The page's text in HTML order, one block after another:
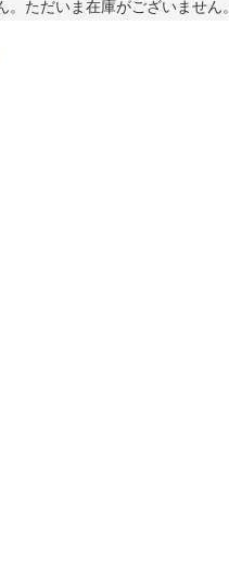
ただいま在庫がございません。